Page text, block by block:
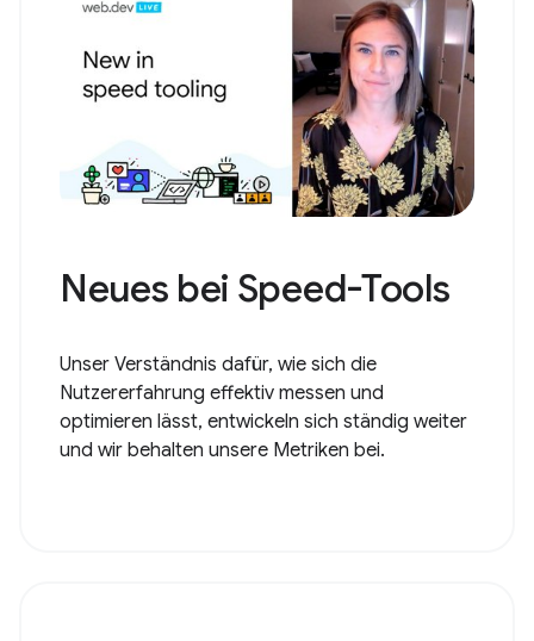
Neues bei Speed-Tools
Unser Verständnis dafür, wie sich die
Nutzererfahrung effektiv messen und
optimieren lässt, entwickeln sich ständig weiter
und wir behalten unsere Metriken bei.